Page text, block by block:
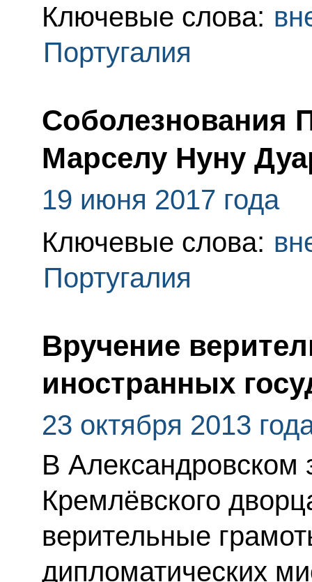
Ключевые слова:
Португалия
Соболезнования
Марселу Нуну
19 июня 2017 года
Ключевые слова:
Португалия
Вручение
иностранных
23 октября 2013
В Александровском
Кремлёвского
верительные
дипломатических